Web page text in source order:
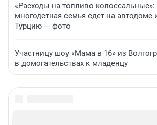
«Расходы на топливо колоссальные»:
многодетная семья едет на автодоме
Турцию — фото
Участницу шоу «Мама в 16» из
в домогательствах к младенцу